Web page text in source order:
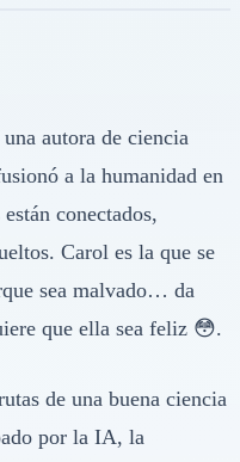
autora de ciencia
a la humanidad en
conectados,
Carol es la que se
sea malvado… da
que ella sea feliz 😳.
de una buena ciencia
por la IA, la